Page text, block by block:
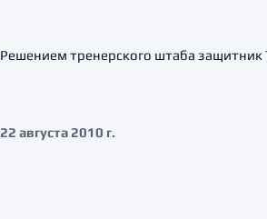
Решением тренерского штаба
22 августа 2010 г.